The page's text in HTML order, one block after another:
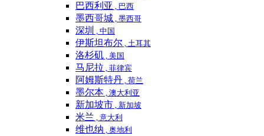
巴西利亚 , 巴西
墨西哥城 , 墨西哥
深圳 , 中国
伊斯坦布尔 , 土耳其
洛杉矶 , 美国
马尼拉 , 菲律宾
阿姆斯特丹 , 荷兰
墨尔本 , 澳大利亚
新加坡市 , 新加坡
米兰 , 意大利
维也纳 , 奥地利